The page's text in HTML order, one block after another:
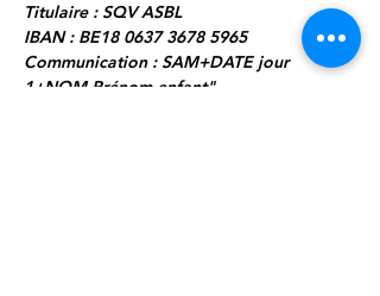
Titulaire : SQV ASBL
IBAN : BE18 0637 3678 5965
Communication : SAM+DATE jour
1+NOM Prénom enfant"